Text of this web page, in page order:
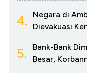
4.
Negara di
Dievakuasi
5.
Bank-Bank
Besar,